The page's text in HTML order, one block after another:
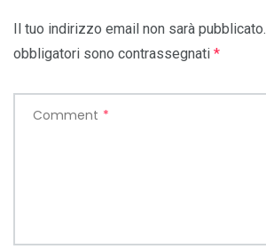
Il tuo indirizzo email non sarà pubblicato.
obbligatori sono contrassegnati *
Comment *